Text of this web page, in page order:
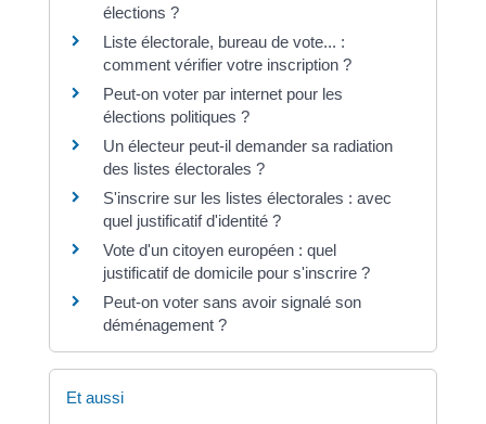
élections ?
Liste électorale, bureau de vote... :
comment vérifier votre inscription ?
Peut-on voter par internet pour les
élections politiques ?
Un électeur peut-il demander sa radiation
des listes électorales ?
S'inscrire sur les listes électorales : avec
quel justificatif d'identité ?
Vote d'un citoyen européen : quel
justificatif de domicile pour s'inscrire ?
Peut-on voter sans avoir signalé son
déménagement ?
Et aussi